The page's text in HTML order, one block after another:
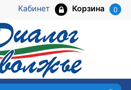
Кабинет Корзина 0